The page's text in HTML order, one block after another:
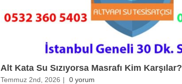
Alt Kata Su Sızıyorsa Masrafı Kim Karşılar?
Temmuz 2nd, 2026 | 0 yorum